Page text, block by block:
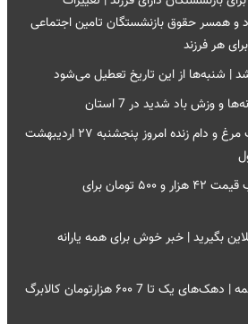
و همسر حقوق بازنشستگان تامین اجتماعی
| شنبه‌ها از این تاریخ تعطیل می‌شود
وزش باد شدید در 7 استان
قیمت گوشت قرمز، گوشت مرغ و دام زنده امروز پنجشنبه ۲۷ اردیبهشت
شکر هم گران شد | تصویب قیمت ۴۲ هزار و ۵۰۰ تومان برای
میلیونی آنلاین بگیرید | خبر خوش برای همه یارانه
خبر خوش کالابرگی برای همه | دهک‌های یک تا 7 ۶۰۰ هزارتومان کالابرگ